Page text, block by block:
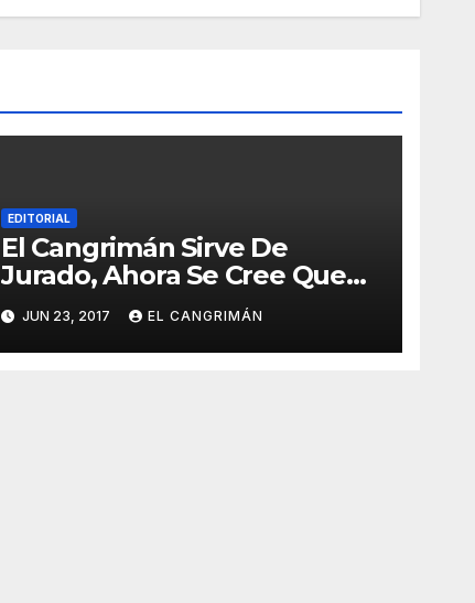
EDITORIAL
El Cangrimán Sirve De
Jurado, Ahora Se Cree Que
Es Todo Un Juez
JUN 23, 2017 EL CANGRIMÁN